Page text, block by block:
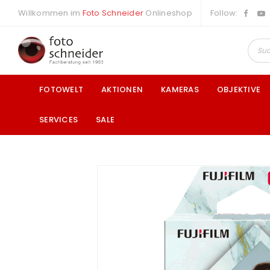
Willkommen im Foto Schneider Onlineshop Follow:
FOTOWELT AKTIONEN KAMERAS OBJEKTIVE
SERVICES SALE